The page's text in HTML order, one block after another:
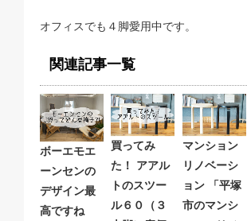
オフィスでも４脚愛用中です。
関連記事一覧
ボーエモエ
ーンセンの
デザイン最
高ですね
買ってみ
た！ アアル
トのスツー
ル６０（３
マンション
リノベーシ
ョン 「平塚
市のマンシ